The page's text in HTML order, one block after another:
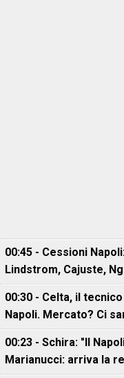
00:45 - Cessioni
Lindstrom, Cajuste,
00:30 - Celta, il
Napoli. Mercato? Ci
00:23 - Schira: "Il
Marianucci: arriva la